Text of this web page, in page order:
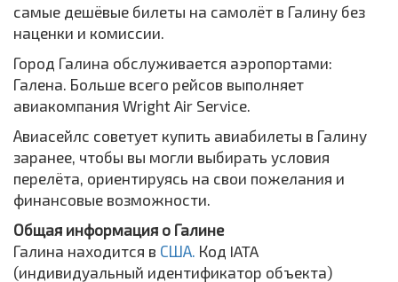
самые дешёвые билеты на самолёт в Галину без
наценки и комиссии.
Город Галина обслуживается аэропортами:
Галена. Больше всего рейсов выполняет
авиакомпания Wright Air Service.
Авиасейлс советует купить авиабилеты в Галину
заранее, чтобы вы могли выбирать условия
перелёта, ориентируясь на свои пожелания и
финансовые возможности.
Общая информация о Галине
Галина находится в США. Код IATA
(индивидуальный идентификатор объекта)